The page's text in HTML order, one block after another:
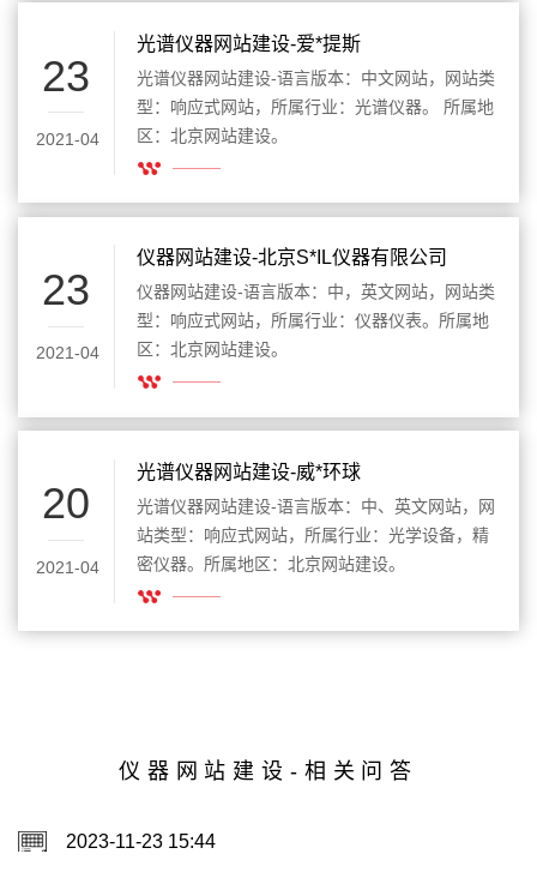
23
2021-04
光谱仪器网站建设-爱*提斯
光谱仪器网站建设-语言版本：中文网站，网站类
型：响应式网站，所属行业：光谱仪器。 所属地
区：北京网站建设。
23
2021-04
仪器网站建设-北京S*IL仪器有限公司
仪器网站建设-语言版本：中，英文网站，网站类
型：响应式网站，所属行业：仪器仪表。所属地
区：北京网站建设。
20
2021-04
光谱仪器网站建设-威*环球
光谱仪器网站建设-语言版本：中、英文网站，网
站类型：响应式网站，所属行业：光学设备，精
密仪器。所属地区：北京网站建设。
仪器网站建设-相关问答
2023-11-23 15:44